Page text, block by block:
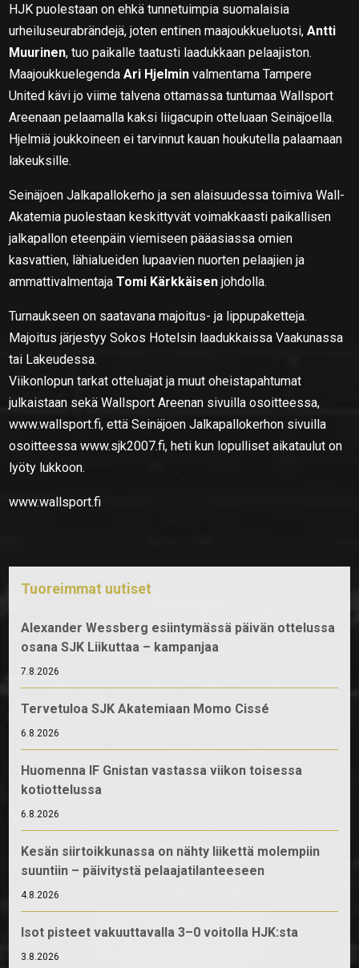
HJK puolestaan on ehkä tunnetuimpia suomalaisia
urheiluseurabrändejä, joten entinen maajoukkueluotsi,Antti
Muurinen, tuo paikalle taatusti laadukkaan pelaajiston.
MaajoukkuelegendaAri Hjelmin valmentama Tampere
United kävi jo viime talvena ottamassa tuntumaa Wallsport
Areenaan pelaamalla kaksi liigacupin otteluaan Seinäjoella.
Hjelmiä joukkoineen ei tarvinnut kauan houkutella palaamaan
lakeuksille.
Seinäjoen Jalkapallokerho ja sen alaisuudessa toimiva Wall-
Akatemia puolestaan keskittyvät voimakkaasti paikallisen
jalkapallon eteenpäin viemiseen pääasiassa omien
kasvattien, lähialueiden lupaavien nuorten pelaajien ja
ammattivalmentajaTomi Kärkkäisen johdolla.
Turnaukseen on saatavana majoitus- ja lippupaketteja.
Majoitus järjestyy Sokos Hotelsin laadukkaissa Vaakunassa
tai Lakeudessa.
Viikonlopun tarkat otteluajat ja muut oheistapahtumat
julkaistaan sekä Wallsport Areenan sivuilla osoitteessa,
www.wallsport.fi, että Seinäjoen Jalkapallokerhon sivuilla
osoitteessa www.sjk2007.fi, heti kun lopulliset aikataulut on
lyöty lukkoon.
www.wallsport.fi
Tuoreimmat uutiset
Alexander Wessberg esiintymässä päivän ottelussa
osana SJK Liikuttaa – kampanjaa
7.8.2026
Tervetuloa SJK Akatemiaan Momo Cissé
6.8.2026
Huomenna IF Gnistan vastassa viikon toisessa
kotiottelussa
6.8.2026
Kesän siirtoikkunassa on nähty liikettä molempiin
suuntiin – päivitystä pelaajatilanteeseen
4.8.2026
Isot pisteet vakuuttavalla 3–0 voitolla HJK:sta
3.8.2026